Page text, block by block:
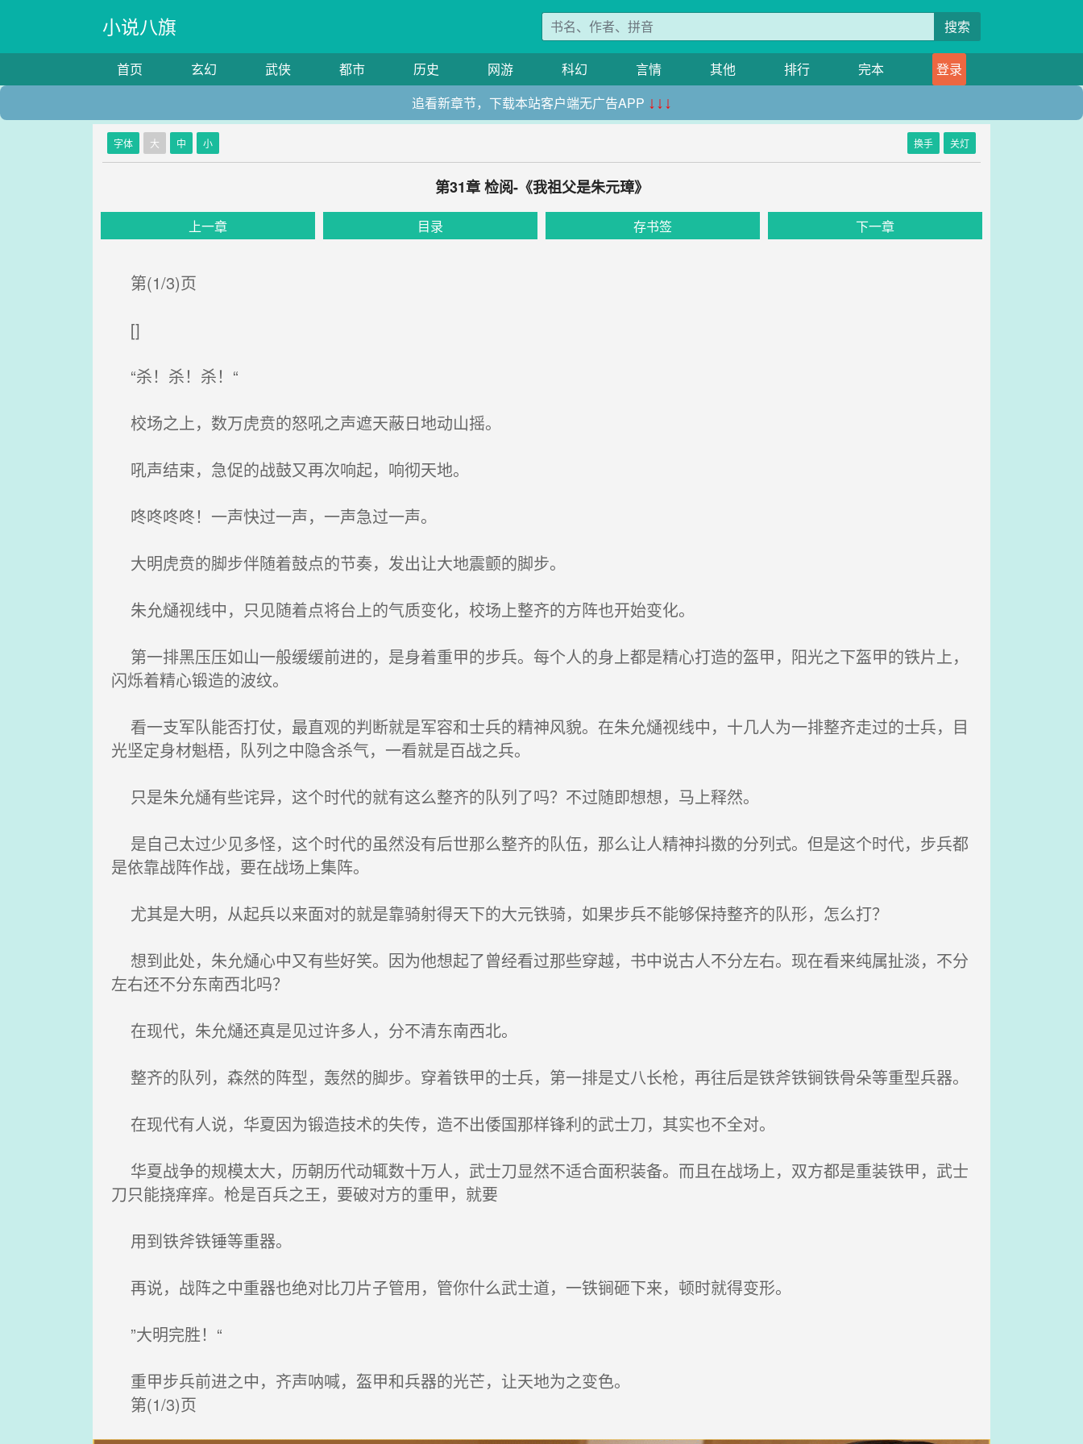
小说八旗 搜索
首页 玄幻 武侠 都市 历史 网游 科幻 言情 其他 排行 完本
登录
追看新章节，下载本站客户端无广告APP ↓↓↓
字体 大 中 小 换手 关灯
第31章 检阅-《我祖父是朱元璋》
上一章 目录 存书签 下一章
第(1/3)页
[]
“杀！杀！杀！“
校场之上，数万虎贲的怒吼之声遮天蔽日地动山摇。
吼声结束，急促的战鼓又再次响起，响彻天地。
咚咚咚咚！一声快过一声，一声急过一声。
大明虎贲的脚步伴随着鼓点的节奏，发出让大地震颤的脚步。
朱允熥视线中，只见随着点将台上的气质变化，校场上整齐的方阵也开始变化。
第一排黑压压如山一般缓缓前进的，是身着重甲的步兵。每个人的身上都是精心打造的盔甲，阳光之下盔甲的铁片上，
闪烁着精心锻造的波纹。
看一支军队能否打仗，最直观的判断就是军容和士兵的精神风貌。在朱允熥视线中，十几人为一排整齐走过的士兵，目
光坚定身材魁梧，队列之中隐含杀气，一看就是百战之兵。
只是朱允熥有些诧异，这个时代的就有这么整齐的队列了吗？不过随即想想，马上释然。
是自己太过少见多怪，这个时代的虽然没有后世那么整齐的队伍，那么让人精神抖擞的分列式。但是这个时代，步兵都
是依靠战阵作战，要在战场上集阵。
尤其是大明，从起兵以来面对的就是靠骑射得天下的大元铁骑，如果步兵不能够保持整齐的队形，怎么打？
想到此处，朱允熥心中又有些好笑。因为他想起了曾经看过那些穿越，书中说古人不分左右。现在看来纯属扯淡，不分
左右还不分东南西北吗？
在现代，朱允熥还真是见过许多人，分不清东南西北。
整齐的队列，森然的阵型，轰然的脚步。穿着铁甲的士兵，第一排是丈八长枪，再往后是铁斧铁锏铁骨朵等重型兵器。
在现代有人说，华夏因为锻造技术的失传，造不出倭国那样锋利的武士刀，其实也不全对。
华夏战争的规模太大，历朝历代动辄数十万人，武士刀显然不适合面积装备。而且在战场上，双方都是重装铁甲，武士
刀只能挠痒痒。枪是百兵之王，要破对方的重甲，就要
用到铁斧铁锤等重器。
再说，战阵之中重器也绝对比刀片子管用，管你什么武士道，一铁锏砸下来，顿时就得变形。
”大明完胜！“
重甲步兵前进之中，齐声呐喊，盔甲和兵器的光芒，让天地为之变色。
第(1/3)页